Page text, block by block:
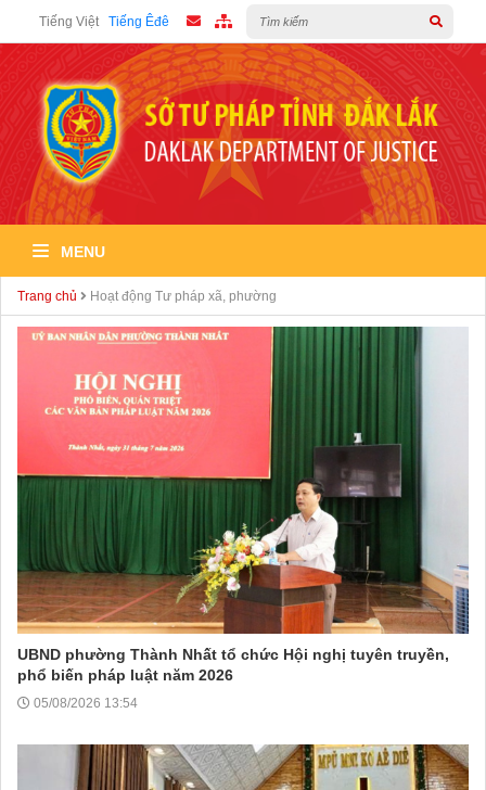
Tiếng Việt Tiếng Êđê
MENU
Trang chủ Hoạt động Tư pháp xã, phường
UBND phường Thành Nhất tổ chức Hội nghị tuyên truyền,
phổ biến pháp luật năm 2026
05/08/2026 13:54